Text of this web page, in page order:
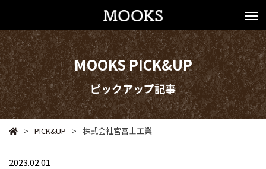
MOOKS PICK&UP
ピックアップ記事
> PICK&UP > 株式会社宮富士工業
2023.02.01